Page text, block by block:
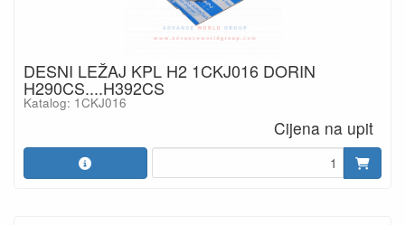
DESNI LEŽAJ KPL H2 1CKJ016 DORIN
H290CS....H392CS
Katalog: 1CKJ016
Cijena na upit